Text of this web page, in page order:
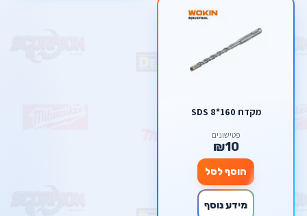
מקדח SDS 8*160
פטישונים
₪10
הוסף לסל
מידע נוסף